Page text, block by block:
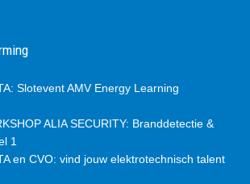
Slotevent AMV Energy Learning
ALIA SECURITY: Branddetectie &
1
en CVO: vind jouw elektrotechnisch talent